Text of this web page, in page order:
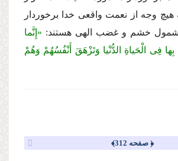
هیچ وجه از نعمت واقعى خدا برخوردار
مشمول خشم و غضب الهى هستند: «إِنَّما
بِها فِی الْحَیاةِ الدُّنْیا وَتَزْهَقَ أَنْفُسُهُمْ وَهُمْ
﴿ صفحه 312﴾